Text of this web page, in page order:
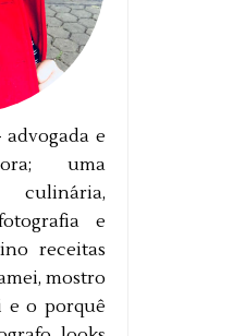
advogada e
uma
e
receitas
mostro
e o porquê